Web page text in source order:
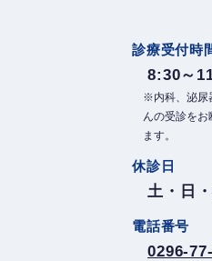
診療受付時
8:30～
※内科、泌尿
んの受診を
ます。
休診日
土・日
電話番号
0296-